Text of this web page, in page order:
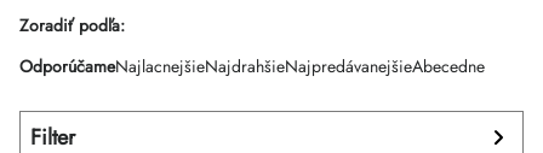
Zoradiť podľa:
Radenie
produktov
OdporúčameNajlacnejšieNajdrahšieNajpredávanejšieAbecedne
Filter
Výpis
produktov